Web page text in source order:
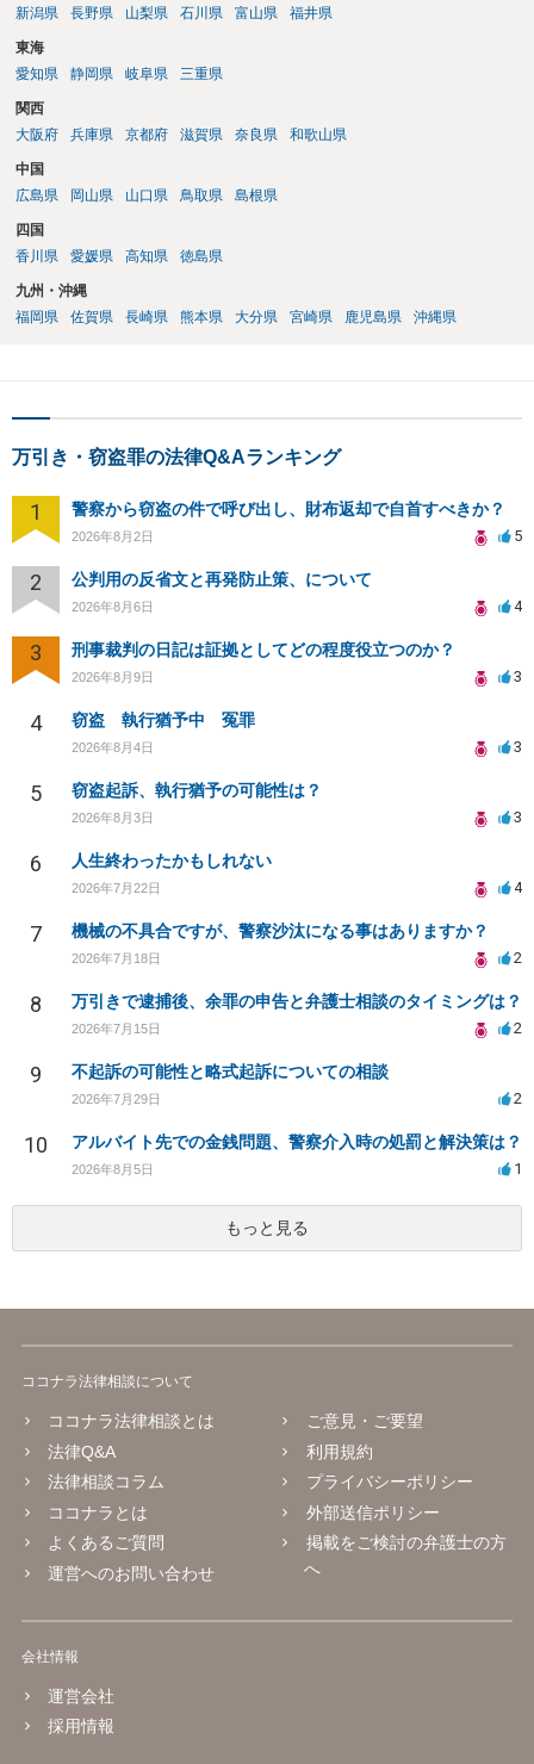
新潟県
長野県 山梨県 石川県 富山県 福井県
東海
愛知県
静岡県 岐阜県 三重県
関西
大阪府
兵庫県 京都府 滋賀県 奈良県 和歌山県
中国
広島県
岡山県 山口県 鳥取県 島根県
四国
香川県
愛媛県 高知県 徳島県
九州・沖縄
福岡県
佐賀県 長崎県 熊本県 大分県 宮崎県 鹿児島県 沖縄県
万引き・窃盗罪の法律Q&Aランキング
1 警察から窃盗の件で呼び出し、財布返却で自首すべきか？
2026年8月2日 5
2 公判用の反省文と再発防止策、について
2026年8月6日 4
3 刑事裁判の日記は証拠としてどの程度役立つのか？
2026年8月9日 3
4 窃盗 執行猶予中 冤罪
2026年8月4日 3
5 窃盗起訴、執行猶予の可能性は？
2026年8月3日 3
6 人生終わったかもしれない
2026年7月22日 4
7 機械の不具合ですが、警察沙汰になる事はありますか？
2026年7月18日 2
8 万引きで逮捕後、余罪の申告と弁護士相談のタイミングは？
2026年7月15日 2
9 不起訴の可能性と略式起訴についての相談
2026年7月29日 2
10 アルバイト先での金銭問題、警察介入時の処罰と解決策は？
2026年8月5日 1
もっと見る
ココナラ法律相談について
ココナラ法律相談とは
法律Q&A
法律相談コラム
ココナラとは
よくあるご質問
運営へのお問い合わせ
ご意見・ご要望
利用規約
プライバシーポリシー
外部送信ポリシー
掲載をご検討の弁護士の方
へ
会社情報
運営会社
採用情報